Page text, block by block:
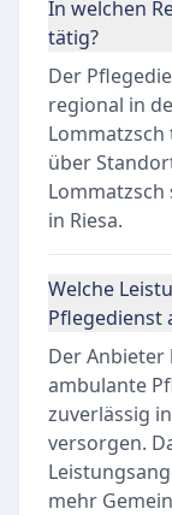
In welchen
tätig?
Der
regional in
über
Lommatzsch
in Riesa.
Welche
Pflegedienst
Der
ambulante
zuverlässig
versorgen.
mehr